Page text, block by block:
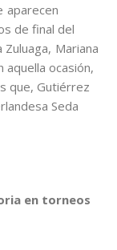
aparecen
de final del
Mariana
aquella ocasión,
que, Gutiérrez
Seda
en torneos